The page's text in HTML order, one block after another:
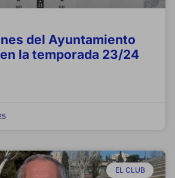
del Ayuntamiento
la temporada 23/24
EL CLUB